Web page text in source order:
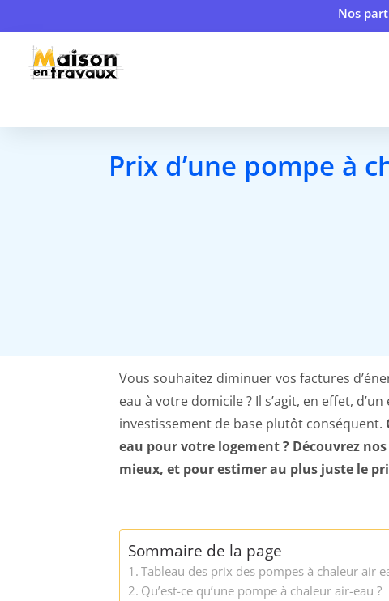
Nos
Prix d’une pompe à
Vous souhaitez diminuer vos factures
eau à votre domicile ? Il s’agit, en effet,
investissement de base plutôt conséquent.
eau pour votre logement ? Découvrez
mieux, et pour estimer au plus juste le
Sommaire de la page
Tableau des prix des pompes à chaleur air
Qu’est-ce qu’une pompe à chaleur air-eau ?